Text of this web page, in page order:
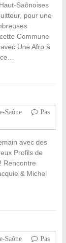
Saônoises
pour une
Commune
Une Afro à
Saône
Pas
avec des
Profils de
Rencontre
& Michel
Saône
Pas